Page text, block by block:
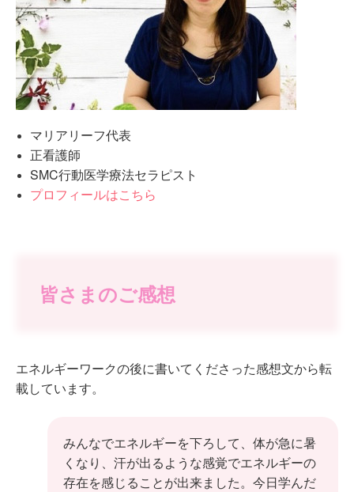
マリアリーフ代表
正看護師
SMC行動医学療法セラピスト
プロフィールはこちら
皆さまのご感想
エネルギーワークの後に書いてくださった感想文から転
載しています。
みんなでエネルギーを下ろして、体が急に暑
くなり、汗が出るような感覚でエネルギーの
存在を感じることが出来ました。今日学んだ